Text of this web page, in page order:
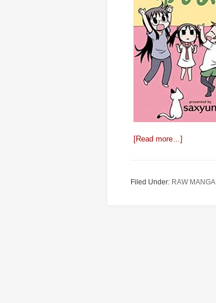
[Read more…]
Filed Under: RAW MANGA